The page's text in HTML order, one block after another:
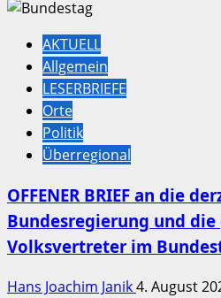
AKTUELL
Allgemein
LESERBRIEFE
Orte
Politik
Überregional
OFFENER BRIEF an die
Bundesregierung und
Volksvertreter im
Hans Joachim Janik4. August